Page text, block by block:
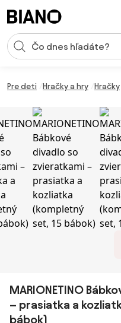
Vstup pre vyhľadávanie
Pre deti Hračky a hry Hračky
MARIONETINO
– prasiatka a
bábok)